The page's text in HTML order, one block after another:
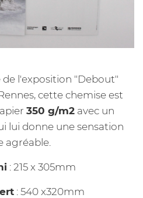
de l'exposition "Debout"
cette chemise est
350 g/m2 avec un
lui donne une sensation
agréable.
: 215 x 305mm
: 540 x320mm